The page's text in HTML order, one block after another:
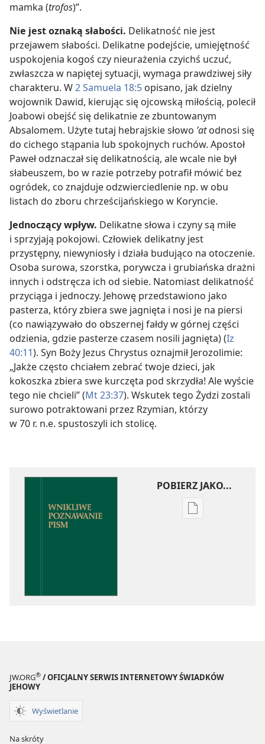
mamka (trofos)”.
Nie jest oznaką słabości. Delikatność nie jest
przejawem słabości. Delikatne podejście, umiejętność
uspokojenia kogoś czy nieurażenia czyichś uczuć,
zwłaszcza w napiętej sytuacji, wymaga prawdziwej siły
charakteru. W2 Samuela 18:5 opisano, jak dzielny
wojownik Dawid, kierując się ojcowską miłością, polecił
Joabowi obejść się delikatnie ze zbuntowanym
Absalomem. Użyte tutaj hebrajskie słowo ʼatodnosi się
do cichego stąpania lub spokojnych ruchów. Apostoł
Paweł odznaczał się delikatnością, ale wcale nie był
słabeuszem, bo w razie potrzeby potrafił mówić bez
ogródek, co znajduje odzwierciedlenie np. w obu
listach do zboru chrześcijańskiego w Koryncie.
Jednoczący wpływ. Delikatne słowa i czyny są miłe
i sprzyjają pokojowi. Człowiek delikatny jest
przystępny, niewyniosły i działa budująco na otoczenie.
Osoba surowa, szorstka, porywcza i grubiańska drażni
innych i odstręcza ich od siebie. Natomiast delikatność
przyciąga i jednoczy. Jehowę przedstawiono jako
pasterza, który zbiera swe jagnięta i nosi je na piersi
(co nawiązywało do obszernej fałdy w górnej części
odzienia, gdzie pasterze czasem nosili jagnięta) (Iz
40:11). Syn Boży Jezus Chrystus oznajmił Jerozolimie:
„Jakże często chciałem zebrać twoje dzieci, jak
kokoszka zbiera swe kurczęta pod skrzydła! Ale wyście
tego nie chcieli” (Mt 23:37). Wskutek tego Żydzi zostali
surowo potraktowani przez Rzymian, którzy
w 70 r. n.e. spustoszyli ich stolicę.
POBIERZ JAKO...
Ustawienia
JW.ORG® / OFICJALNY SERWIS INTERNETOWY ŚWIADKÓW
JEHOWY
Wyświetlanie
Na skróty